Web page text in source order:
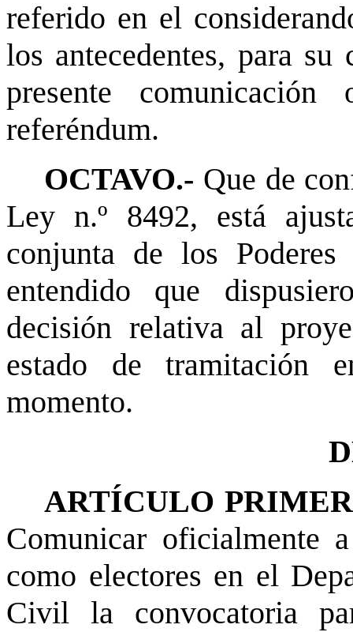
referido en el
los antecedentes, para
presente
referéndum.
OCTAVO.- Que de
Ley n.º 8492, está
conjunta de los
entendido que
decisión relativa al
estado de tramitación
momento.
ARTÍCULO
Comunicar oficialmente
como electores en el
Civil la convocatoria